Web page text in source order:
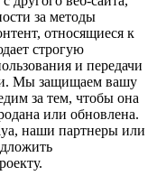
за методы
относящиеся к
строгую
и передачи
Мы защищаем вашу
за тем, чтобы она
или обновлена.
наши партнеры или